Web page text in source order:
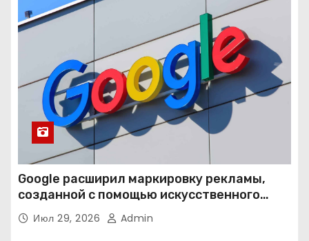
Google расширил маркировку рекламы,
созданной с помощью искусственного
интеллекта
Июл 29, 2026 Admin